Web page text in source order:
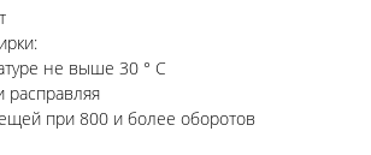
не выше 30 ° C
расправляя
при 800 и более оборотов